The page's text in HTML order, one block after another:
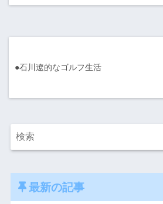
●石川遼的なゴルフ生活
最新の記事